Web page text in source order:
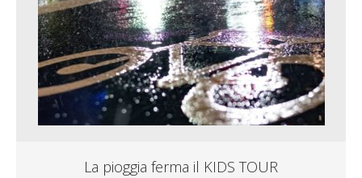
La pioggia ferma il KIDS TOUR